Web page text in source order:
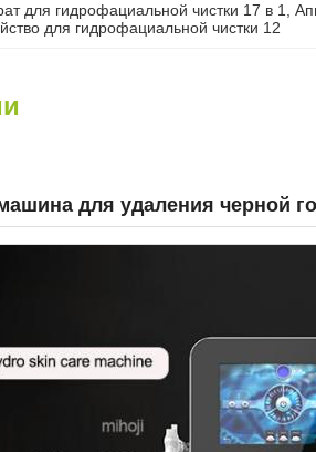
для гидрофациальной чистки 17 в 1
для гидрофациальной чистки 12
для удаления черной